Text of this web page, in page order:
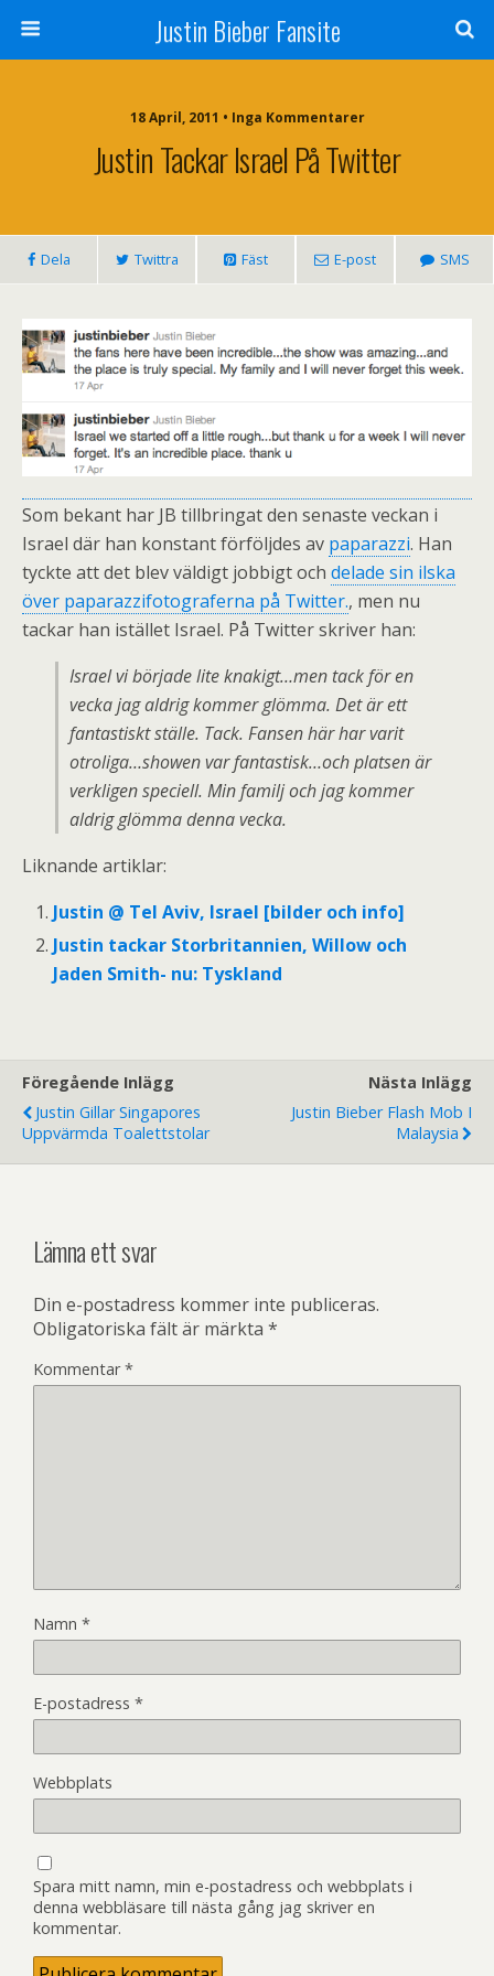
Justin Bieber Fansite
18 April, 2011 • Inga Kommentarer
Justin Tackar Israel På Twitter
Dela Twittra Fäst E-post SMS
Som bekant har JB tillbringat den senaste veckan i
Israel där han konstant förföljdes av paparazzi. Han
tyckte att det blev väldigt jobbigt och delade sin ilska
över paparazzifotograferna på Twitter., men nu
tackar han istället Israel. På Twitter skriver han:
Israel vi började lite knakigt…men tack för en
vecka jag aldrig kommer glömma. Det är ett
fantastiskt ställe. Tack. Fansen här har varit
otroliga…showen var fantastisk…och platsen är
verkligen speciell. Min familj och jag kommer
aldrig glömma denna vecka.
Liknande artiklar:
Justin @ Tel Aviv, Israel [bilder och info]
Justin tackar Storbritannien, Willow och
Jaden Smith- nu: Tyskland
Föregående Inlägg
Justin Gillar Singapores
Uppvärmda Toalettstolar
Nästa Inlägg
Justin Bieber Flash Mob I
Malaysia
Lämna ett svar
Din e-postadress kommer inte publiceras.
Obligatoriska fält är märkta *
Kommentar*
Namn *
E-postadress *
Webbplats
Spara mitt namn, min e-postadress och webbplats i
denna webbläsare till nästa gång jag skriver en
kommentar.